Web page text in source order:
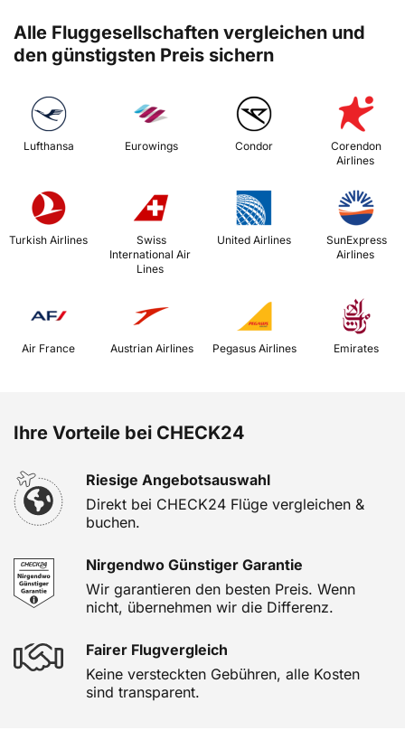
Alle Fluggesellschaften vergleichen und
den günstigsten Preis sichern
Lufthansa Eurowings Condor
Corendon
Airlines
Turkish Airlines
International Air
Lines
United Airlines
Airlines
Air France Austrian Airlines Emirates
Ihre Vorteile bei CHECK24
Riesige Angebotsauswahl
Direkt bei CHECK24 Flüge vergleichen &
buchen.
Nirgendwo Günstiger Garantie
Wir garantieren den besten Preis. Wenn
nicht, übernehmen wir die Differenz.
Fairer Flugvergleich
Keine versteckten Gebühren, alle Kosten
sind transparent.